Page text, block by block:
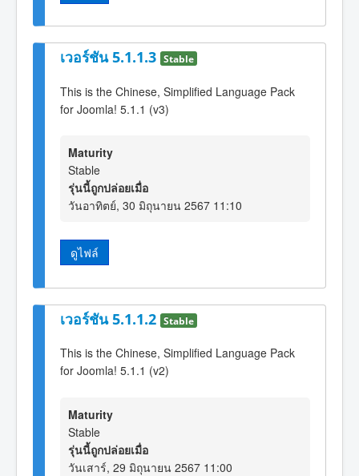
เวอร์ชัน 5.1.1.3 Stable
This is the Chinese, Simplified Language Pack
for Joomla! 5.1.1 (v3)
Maturity
Stable
รุ่นนี้ถูกปล่อยเมื่อ
วันอาทิตย์, 30 มิถุนายน 2567 11:10
ดูไฟล์
เวอร์ชัน 5.1.1.2 Stable
This is the Chinese, Simplified Language Pack
for Joomla! 5.1.1 (v2)
Maturity
Stable
รุ่นนี้ถูกปล่อยเมื่อ
วันเสาร์, 29 มิถุนายน 2567 11:00